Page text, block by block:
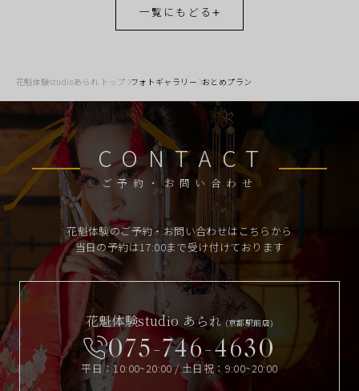
一覧にもどる
花魁体験studioあられ トップ フォトギャラリー おとめプラン
CONTACT
ご予約・お問い合わせ
花魁体験のご予約・お問い合わせはこちらから
当日の予約は17:00まで受け付けております
花魁体験studio あられ (京都駅前店)
075-746-4630
平日：10:00~20:00 / 土日祝：9:00~20:00